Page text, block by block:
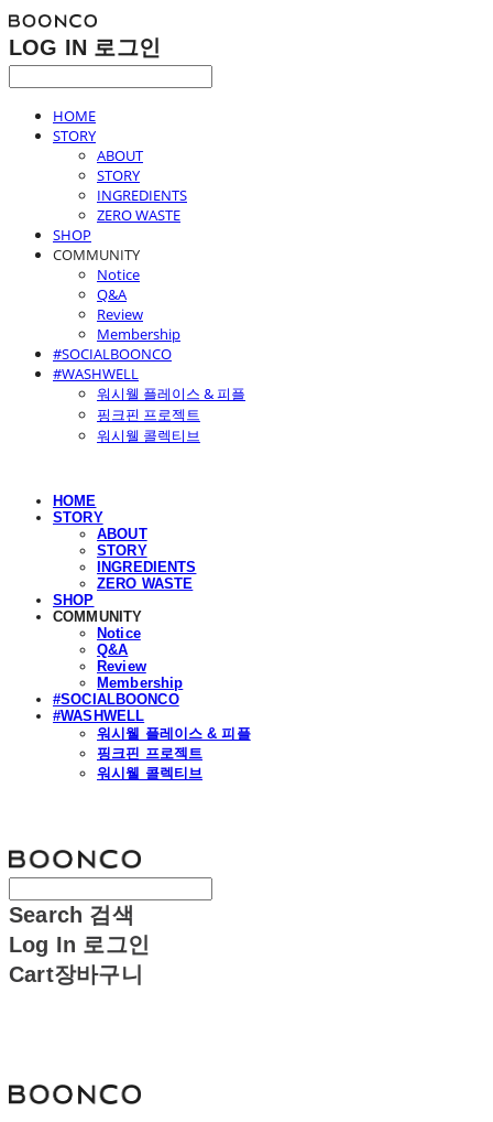
LOG IN 로그인
HOME
STORY
ABOUT
STORY
INGREDIENTS
ZERO WASTE
SHOP
COMMUNITY
Notice
Q&A
Review
Membership
#SOCIALBOONCO
#WASHWELL
워시웰 플레이스 & 피플
핑크핀 프로젝트
워시웰 콜렉티브
HOME
STORY
ABOUT
STORY
INGREDIENTS
ZERO WASTE
SHOP
COMMUNITY
Notice
Q&A
Review
Membership
#SOCIALBOONCO
#WASHWELL
워시웰 플레이스 & 피플
핑크핀 프로젝트
워시웰 콜렉티브
Search 검색
Log In 로그인
Cart장바구니